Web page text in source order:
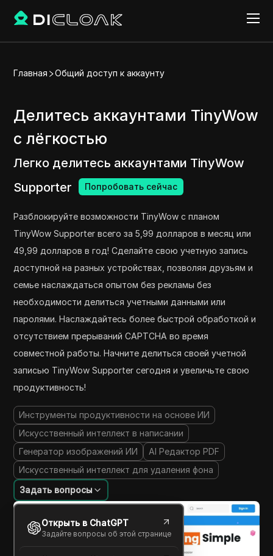
Главная Общий доступ к аккаунту
Делитесь аккаунтами TinyWow
с лёгкостью
Легко делитесь аккаунтами TinyWow
Supporter
Попробовать сейчас
Разблокируйте возможности TinyWow с планом
TinyWow Supporter всего за 5,99 долларов в месяц или
49,99 долларов в год! Сделайте свою учетную запись
доступной на разных устройствах, позволяя друзьям и
семье наслаждаться опытом без рекламы без
необходимости делиться учетными данными или
паролями. Наслаждайтесь более быстрой обработкой и
отсутствием прерываний CAPTCHA во время
совместной работы. Начните делиться своей учетной
записью TinyWow Supporter сегодня и увеличьте свою
продуктивность!
Инструменты продуктивности на основе ИИ
Искусственный интеллект в написании
Генератор изображений ИИ
AI Редактор PDF
Искусственный интеллект для удаления фона
Задать вопросы
Открыть в ChatGPT
Задайте вопросы об этой странице